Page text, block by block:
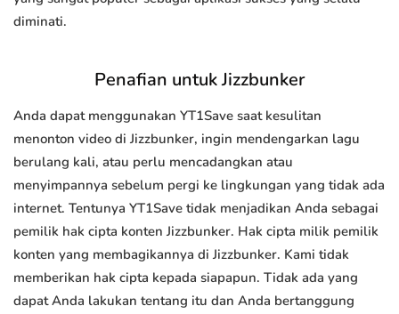
diminati.
Penafian untuk Jizzbunker
Anda dapat menggunakan YT1Save saat kesulitan
menonton video di Jizzbunker, ingin mendengarkan lagu
berulang kali, atau perlu mencadangkan atau
menyimpannya sebelum pergi ke lingkungan yang tidak ada
internet. Tentunya YT1Save tidak menjadikan Anda sebagai
pemilik hak cipta konten Jizzbunker. Hak cipta milik pemilik
konten yang membagikannya di Jizzbunker. Kami tidak
memberikan hak cipta kepada siapapun. Tidak ada yang
dapat Anda lakukan tentang itu dan Anda bertanggung